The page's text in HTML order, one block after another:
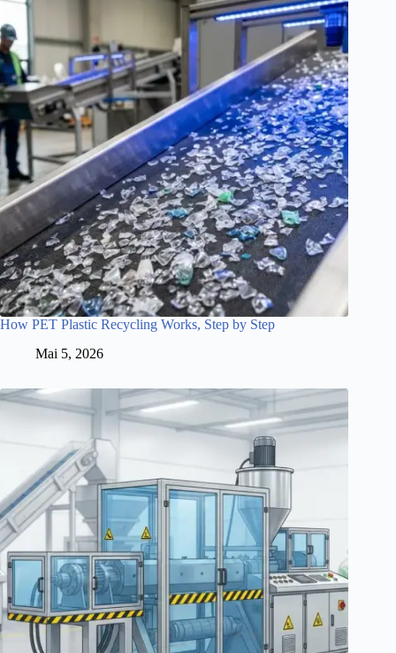
How PET Plastic Recycling Works, Step by Step
Mai 5, 2026